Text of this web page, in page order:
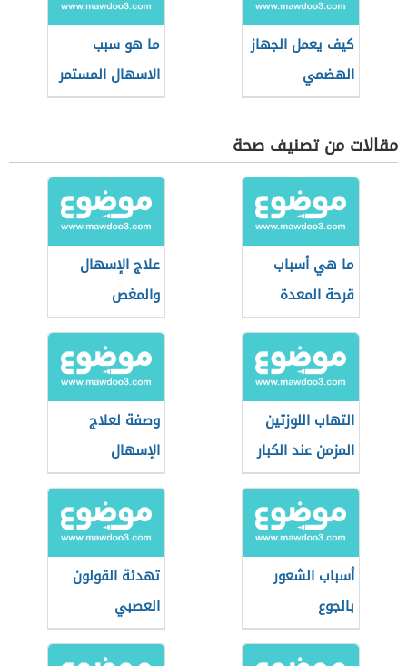
كيف يعمل الجهاز
الهضمي
ما هو سبب
الاسهال المستمر
مقالات من تصنيف صحة
ما هي أسباب
قرحة المعدة
علاج الإسهال
والمغص
التهاب اللوزتين
المزمن عند الكبار
وصفة لعلاج
الإسهال
أسباب الشعور
بالجوع
تهدئة القولون
العصبي